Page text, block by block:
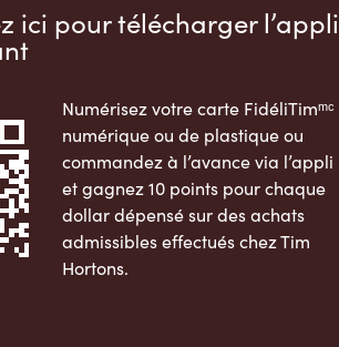
ici pour télécharger l’appli
Numérisez votre carte FidéliTimᵐᶜ
numérique ou de plastique ou
commandez à l’avance via l’appli
et gagnez 10 points pour chaque
dollar dépensé sur des achats
admissibles effectués chez Tim
Hortons.